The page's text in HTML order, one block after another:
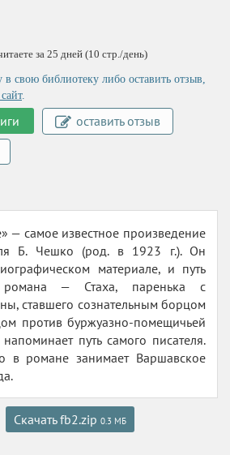
за 25 дней (10 стр./день)
свою библиотеку либо оставить отзыв,
.
оставить отзыв
— самое известное произведение
Б. Чешко (род. в 1923 г.). Он
материале, и путь
романа — Стаха, паренька с
ставшего сознательным борцом
против буржуазно-помещичьей
путь самого писателя.
в романе занимает Варшавское
Скачать fb2.zip 0.3 МБ